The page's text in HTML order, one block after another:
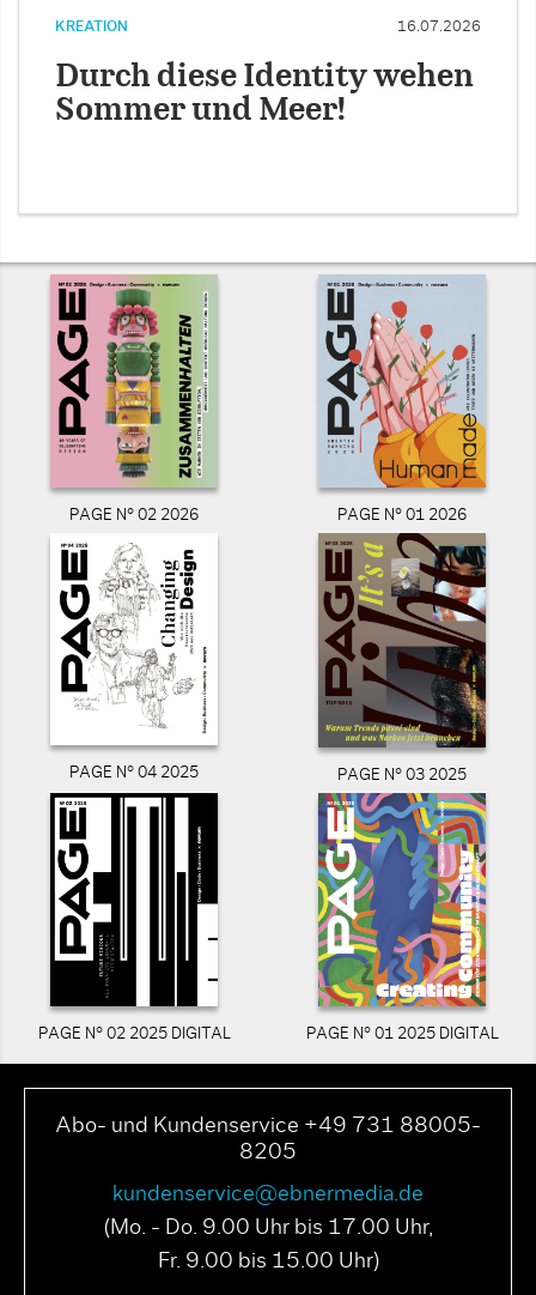
KREATION 16.07.2026
Durch diese Identity wehen
Sommer und Meer!
PAGE N° 02 2026 PAGE N° 01 2026
PAGE N° 04 2025 PAGE N° 03 2025
PAGE N° 02 2025 DIGITAL PAGE N° 01 2025 DIGITAL
Abo- und Kundenservice +49 731 88005-
8205
kundenservice@ebnermedia.de
(Mo. - Do. 9.00 Uhr bis 17.00 Uhr,
Fr. 9.00 bis 15.00 Uhr)